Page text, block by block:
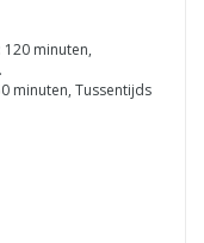
120 minuten,
minuten, Tussentijds